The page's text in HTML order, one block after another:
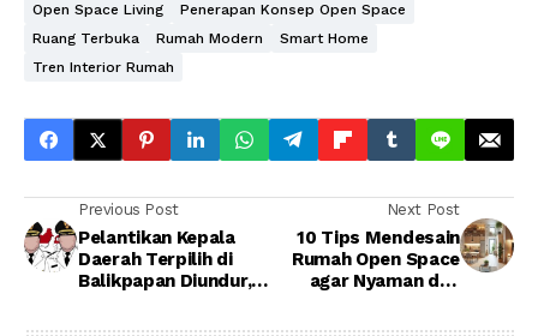
Open Space Living
Penerapan Konsep Open Space
Ruang Terbuka
Rumah Modern
Smart Home
Tren Interior Rumah
Previous Post
Pelantikan Kepala
Daerah Terpilih di
Balikpapan Diundur,
Next Post
10 Tips Mendesain
Rumah Open Space
agar Nyaman dan